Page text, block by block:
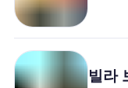
빌라